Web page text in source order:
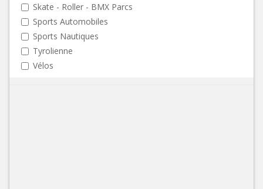
Skate - Roller - BMX Parcs
Sports Automobiles
Sports Nautiques
Tyrolienne
Vélos